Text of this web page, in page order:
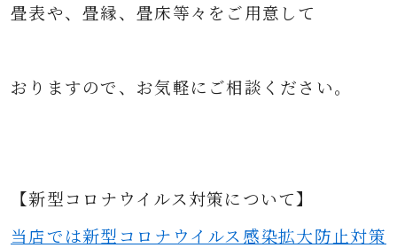
畳表や、畳縁、畳床等々をご用意して
おりますので、お気軽にご相談ください。
【新型コロナウイルス対策について】
当店では新型コロナウイルス感染拡大防止対策